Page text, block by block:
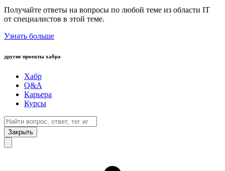
Получайте ответы на вопросы по любой теме из области IT
от специалистов в этой теме.
Узнать больше
другие проекты хабра
Хабр
Q&A
Карьера
Курсы
Закрыть